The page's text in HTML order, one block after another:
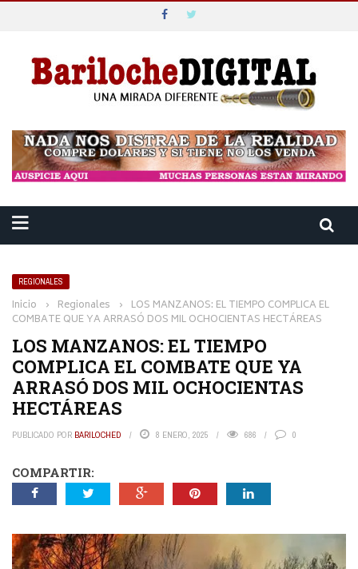
REGIONALES
Inicio › Regionales › LOS MANZANOS: EL TIEMPO COMPLICA EL
COMBATE QUE YA ARRASÓ DOS MIL OCHOCIENTAS HECTÁREAS
LOS MANZANOS: EL TIEMPO
COMPLICA EL COMBATE QUE YA
ARRASÓ DOS MIL OCHOCIENTAS
HECTÁREAS
PUBLICADO POR BARILOCHED 8 ENERO, 2025 686 0
COMPARTIR: